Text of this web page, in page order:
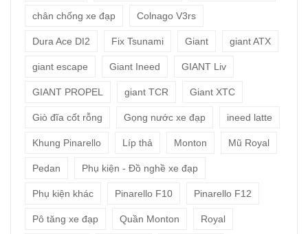
chân chống xe đạp Colnago V3rs
Dura Ace DI2 Fix Tsunami Giant giant ATX
giant escape Giant Ineed GIANT Liv
GIANT PROPEL giant TCR Giant XTC
Giò đĩa cốt rỗng Gọng nước xe đạp ineed latte
Khung Pinarello Líp thả Monton Mũ Royal
Pedan Phụ kiện - Đồ nghề xe đạp
Phụ kiện khác Pinarello F10 Pinarello F12
Pô tăng xe đạp Quần Monton Royal